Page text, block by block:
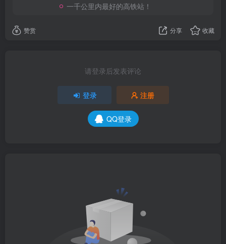
一千公里内最好的高铁站！
赞赏 分享 收藏
请登录后发表评论
登录 注册
QQ登录